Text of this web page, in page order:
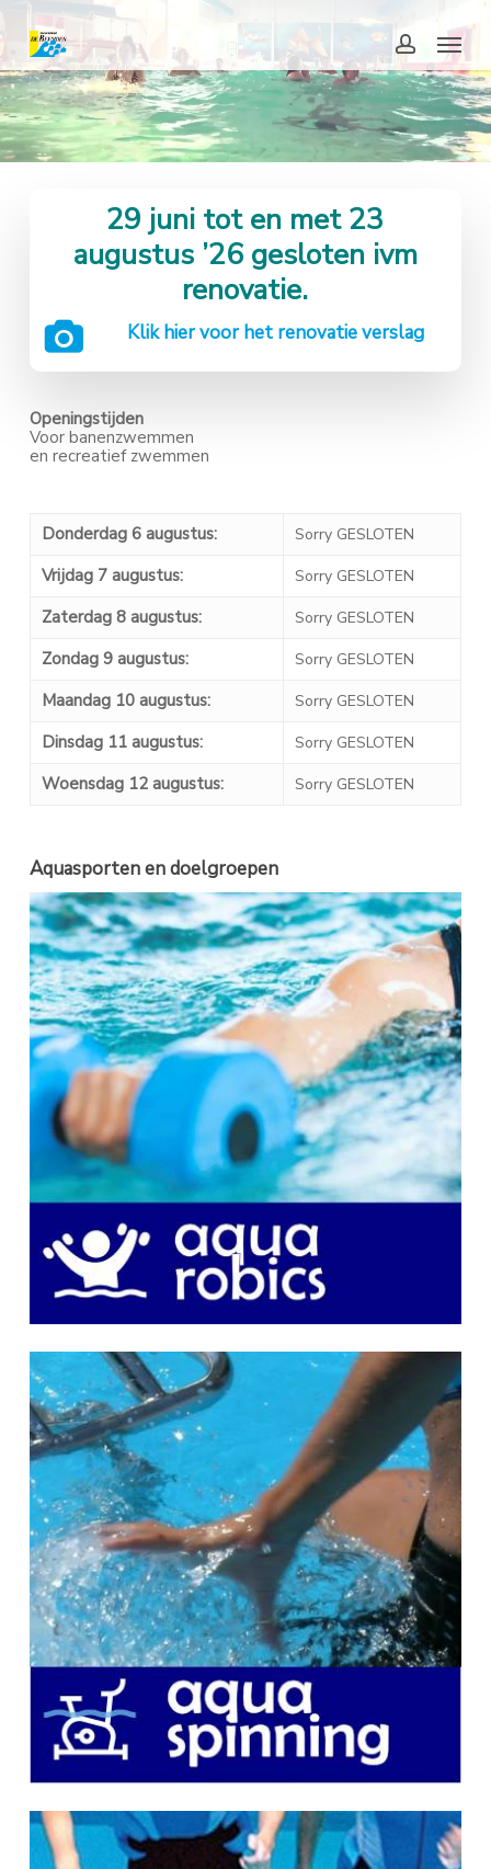
Skip
main
content
account
Menu
29 juni tot en met 23
augustus ’26 gesloten ivm
renovatie.
Klik hier voor het renovatie verslag
Openingstijden
Voor banenzwemmen
en recreatief zwemmen
Donderdag 6 augustus: Sorry GESLOTEN
Vrijdag 7 augustus: Sorry GESLOTEN
Zaterdag 8 augustus: Sorry GESLOTEN
Zondag 9 augustus: Sorry GESLOTEN
Maandag 10 augustus: Sorry GESLOTEN
Dinsdag 11 augustus: Sorry GESLOTEN
Woensdag 12 augustus: Sorry GESLOTEN
Aquasporten en doelgroepen